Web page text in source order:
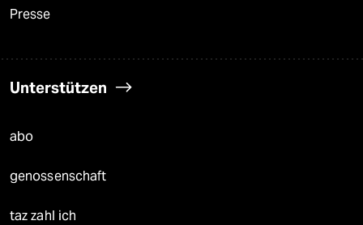
Presse
Unterstützen
abo
genossenschaft
taz zahl ich